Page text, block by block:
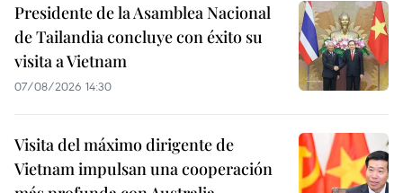
Presidente de la Asamblea Nacional
de Tailandia concluye con éxito su
visita a Vietnam
07/08/2026 14:30
Visita del máximo dirigente de
Vietnam impulsan una cooperación